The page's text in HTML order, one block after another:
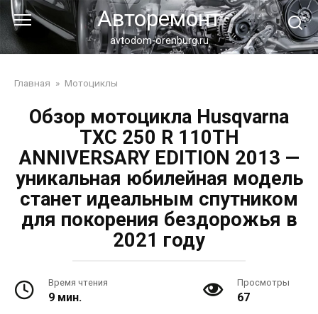
Перейти
к
контенту
Авторемонт
avtodom-orenburg.ru
Главная » Мотоциклы
Обзор мотоцикла Husqvarna
TXC 250 R 110TH
ANNIVERSARY EDITION 2013 —
уникальная юбилейная модель
станет идеальным спутником
для покорения бездорожья в
2021 году
Время чтения
9 мин.
Просмотры
67